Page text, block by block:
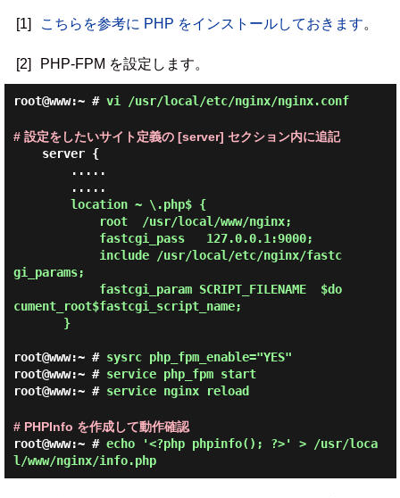
[1] こちらを参考に PHP をインストールしておきます。
[2] PHP-FPM を設定します。
root@www:~ # vi /usr/local/etc/nginx/nginx.conf
# 設定をしたいサイト定義の [server] セクション内に追記
location ~ \.php$ {
gi_params;
cument_root$fastcgi_script_name;
       }
root@www:~ # sysrc php_fpm_enable="YES"
root@www:~ # service php_fpm start
root@www:~ # service nginx reload
# PHPInfo を作成して動作確認
root@www:~ # echo '<?php phpinfo(); ?>' > /usr/loca
l/www/nginx/info.php